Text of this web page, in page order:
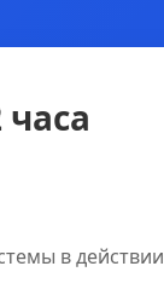
в действии